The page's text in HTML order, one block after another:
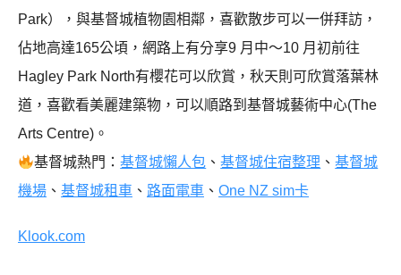
Park），與基督城植物園相鄰，喜歡散步可以一併拜訪，
佔地高達165公頃，網路上有分享9 月中～10 月初前往
Hagley Park North有櫻花可以欣賞，秋天則可欣賞落葉林
道，喜歡看美麗建築物，可以順路到基督城藝術中心(The
Arts Centre)。
基督城熱門：基督城懶人包 、基督城住宿整理 、基督城
機場 、 基督城租車 、 路面電車 、 One NZ sim卡
Klook.com